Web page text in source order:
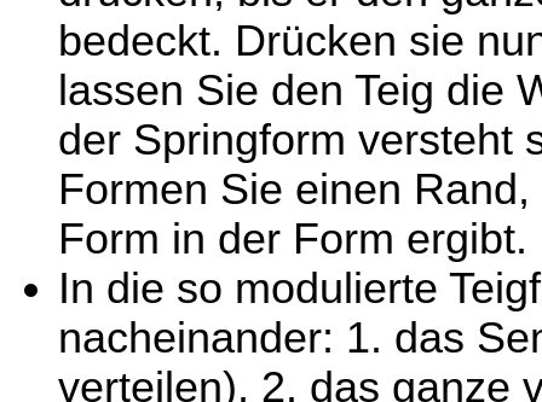
bedeckt. Drücken sie
lassen Sie den Teig die
der Springform versteht
Formen Sie einen
Form in der Form ergibt.
In die so modulierte
nacheinander: 1. das
verteilen), 2. das ganze